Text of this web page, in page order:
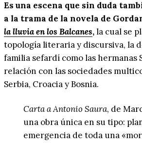
Es una escena que sin duda
a la trama de la novela de
la lluvia en los Balcanes,la cual se
topología literaria y discursiva, la
familia sefardí como las hermanas
relación con las sociedades
Serbia, Croacia y Bosnia.
Carta a Antonio Saura, de
una obra única en su tipo:
emergencia de toda una